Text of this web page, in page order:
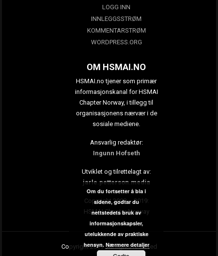
LOGG INN
INNLEGGSSTRØM
KOMMENTARSTRØM
WORDPRESS.ORG
OM HSMAI.NO
HSMAI.no tjener som primær
informasjonskanal for HSMAI
Chapter Norway, i tillegg til
organisasjonens nærvær i de
sosiale mediene.
Ansvarlig redaktør:
Ingunn Hofseth
Utviklet og tilrettelagt av:
jarle.petterson.media
Copyright 2009 – 2019:
HSMAI Chapter Norway
Copyright 2019. All rights reserved
Om du fortsetter å bla i
sidene, godtar du
nettstedets bruk av
informasjonskapsler,
utelukkende av praktiske
hensyn. Nærmere detaljer